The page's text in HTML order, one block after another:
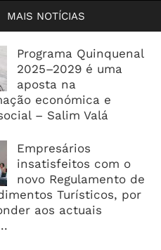
MAIS NOTÍCIAS
Programa Quinquenal
2025–2029 é uma
aposta na
económica e
– Salim Valá
Empresários
insatisfeitos com o
novo Regulamento de
Turísticos, por
aos actuais
Bank pede ao
“saia do caminho” e
Reservados.